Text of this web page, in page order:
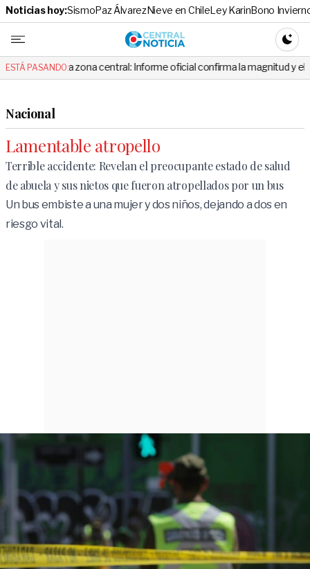
Noticias hoy:SismoPaz ÁlvarezNieve en ChileLey KarinBono
Central
ESTÁ PASANDO:
zona central: Informe oficial confirma la magnitud y el origen del
Nacional
Terrible accidente: Revelan el preocupante estado de salud
de abuela y sus nietos que fueron atropellados por un bus
Lamentable atropello
Un bus embiste a una mujer y dos niños, dejando a dos en
riesgo vital.